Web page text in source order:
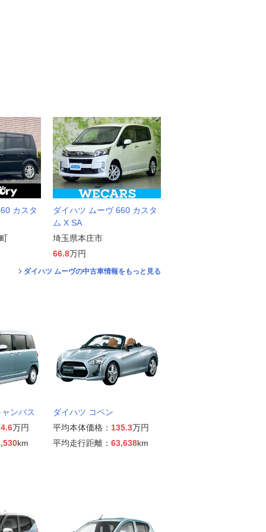
カスタ
ダイハツ ムーヴ 660 カスタ
ム X SA
埼玉県本庄市
66.8万円
ダイハツ ムーヴの中古車情報をもっと見る
ンバス
万円
km
ダイハツ コペン
平均本体価格： 135.3万円
平均走行距離： 63,638km